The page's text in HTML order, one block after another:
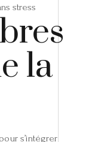
stress
la
s’intégrer